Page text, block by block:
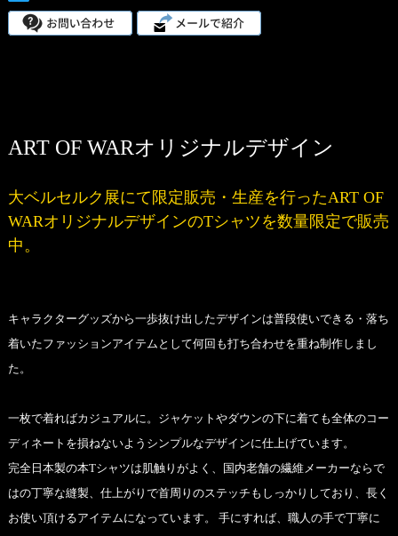
ART OF WARオリジナルデザイン
大ベルセルク展にて限定販売・生産を行ったART OF
WARオリジナルデザインのTシャツを数量限定で販売
中。
キャラクターグッズから一歩抜け出したデザインは普段使いできる・落ち
着いたファッションアイテムとして何回も打ち合わせを重ね制作しまし
た。
一枚で着ればカジュアルに。ジャケットやダウンの下に着ても全体のコー
ディネートを損ねないようシンプルなデザインに仕上げています。
完全日本製の本Tシャツは肌触りがよく、国内老舗の繊維メーカーならで
はの丁寧な縫製、仕上がりで首周りのステッチもしっかりしており、長く
お使い頂けるアイテムになっています。 手にすれば、職人の手で丁寧に